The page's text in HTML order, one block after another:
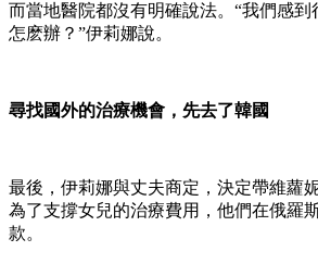
而當地醫院都沒有明確說法。“我們感
怎麽辦？”伊莉娜說。
尋找國外的治療機會，先去了韓國
最後，伊莉娜與丈夫商定，決定帶維蘿
為了支撐女兒的治療費用，他們在俄羅
款。